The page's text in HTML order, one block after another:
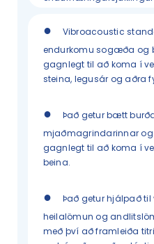
●
Vibroacoustic
endurkomu sogæða og
gagnlegt til að koma í
steina, legusár og aðra
●
Það getur bætt
mjaðmagrindarinnar og
gagnlegt til að koma í
beina.
●
Það getur hjálpað
heilalömun og
með því að framleiða